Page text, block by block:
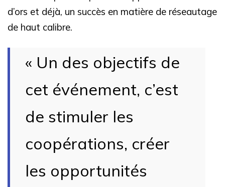
d’ors et déjà, un succès en matière de réseautage
de haut calibre.
« Un des objectifs de
cet événement, c’est
de stimuler les
coopérations, créer
les opportunités